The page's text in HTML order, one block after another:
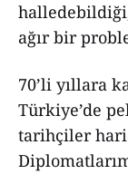
ağır bir
70’li yıllara
Türkiye’de
tarihçiler